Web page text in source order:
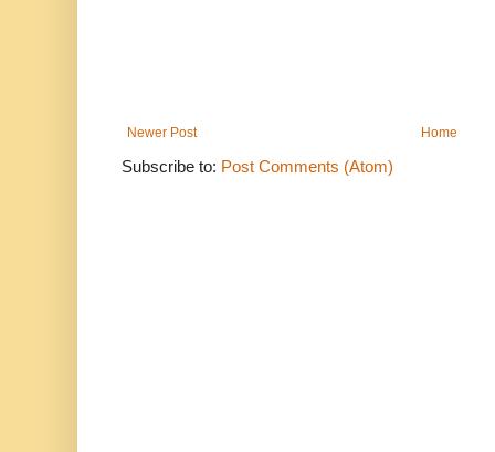
Newer Post Home
Subscribe to: Post Comments (Atom)